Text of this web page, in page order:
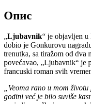
Опис
„Ljubavnik“ je objavljen u
dobio je Gonkurovu
trenutka, sa tiražom od dva
povećavao, „Ljubavnik“ je
francuski roman svih
„Veoma rano u mom
godini već je bilo suviše